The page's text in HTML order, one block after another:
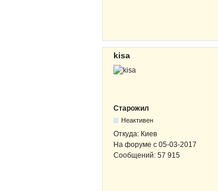
kisa
Старожил
Неактивен
Откуда: Киев
На форуме с 05-03-2017
Сообщений: 57 915